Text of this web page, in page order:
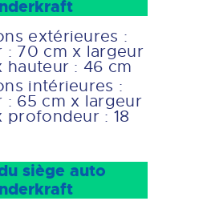
extérieures :
: 70 cm x largeur
hauteur : 46 cm
intérieures :
: 65 cm x largeur
profondeur : 18
siège auto